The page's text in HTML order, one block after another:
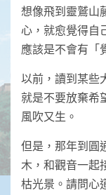
想像飛到靈鷲山
心，就愈覺得自
應該是不會有「
以前，讀到某些
就是不要放棄希
風吹又生。
但是，那年到圓
木，和觀音一起
枯光景。請問心